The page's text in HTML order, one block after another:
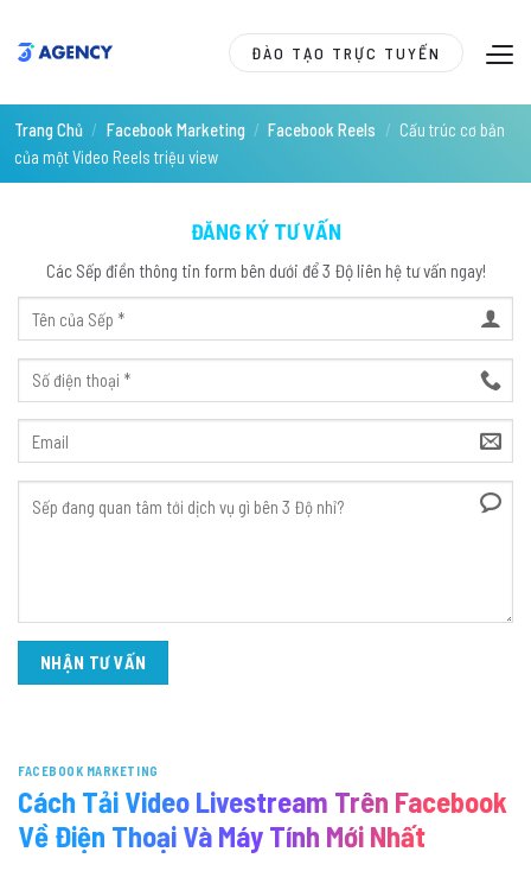
ĐÀO TẠO TRỰC TUYẾN
Trang Chủ / Facebook Marketing / Facebook Reels / Cấu trúc cơ bản
của một Video Reels triệu view
FACEBOOK MARKETING
Cách Tải Video Livestream Trên Facebook
Về Điện Thoại Và Máy Tính Mới Nhất
ĐĂNG KÝ TƯ VẤN
Các Sếp điền thông tin form bên dưới để 3 Độ liên hệ tư vấn ngay!